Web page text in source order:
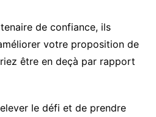
de confiance, ils
votre proposition de
être en deçà par rapport
le défi et de prendre